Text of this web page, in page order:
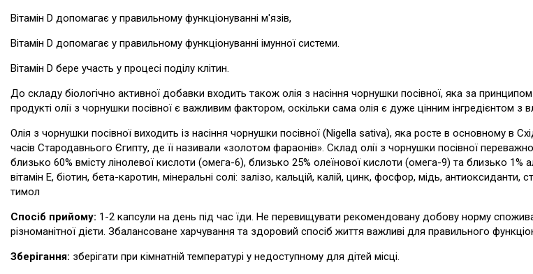
Вітамін D допомагає у правильному функціонуванні м'язів,
Вітамін D допомагає у правильному функціонуванні імунної системи.
Вітамін D бере участь у процесі поділу клітин.
До складу біологічно активної добавки входить також олія з насіння чорнушки посівної, яка за принципом
продукті олії з чорнушки посівної є важливим фактором, оскільки сама олія є дуже цінним інгредієнтом
Олія з чорнушки посівної виходить із насіння чорнушки посівної (Nigella sativa), яка росте в основному в
часів Стародавнього Єгипту, де її називали «золотом фараонів». Склад олії з чорнушки посівної
близько 60% вмісту лінолевої кислоти (омега-6), близько 25% олеїнової кислоти (омега-9) та близько
вітамін Е, біотин, бета-каротин, мінеральні солі: залізо, кальцій, калій, цинк, фосфор, мідь,
тимол
Спосіб прийому: 1-2 капсули на день під час їди. Не перевищувати рекомендовану добову норму
різноманітної дієти. Збалансоване харчування та здоровий спосіб життя важливі для правильного
Зберігання: зберігати при кімнатній температурі у недоступному для дітей місці.